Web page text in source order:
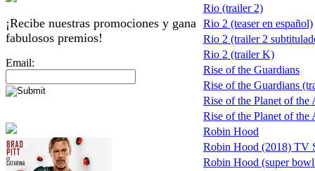
¡Recibe nuestras promociones y gana
fabulosos premios!
Email:
Rio (trailer 2)
Rio 2 (teaser en español)
Rio 2 (trailer 2
Rio 2 (trailer K)
Rise of the Guardians
Rise of the Guardians
Rise of the Planet of the
Rise of the Planet of the
Robin Hood
Robin Hood (2018) TV
Robin Hood (super